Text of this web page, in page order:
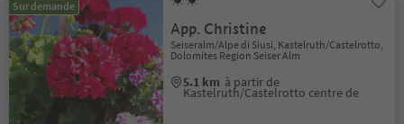
Sur demande
App. Christine
Seiseralm/Alpe di Siusi, Kastelruth/Castelrotto,
Dolomites Region Seiser Alm
5.1 km à partir de
Kastelruth/Castelrotto centre de